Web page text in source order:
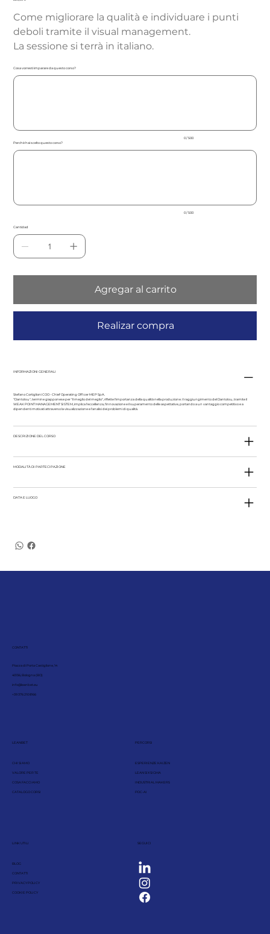
Come migliorare la qualità e individuare i punti
deboli tramite il visual management.
La sessione si terrà in italiano.
Cosa vorresti imparare da questo corso?
500
0 / 500
Perchè hai scelto questo corso?
500
0 / 500
Cantidad
Agregar al carrito
Realizar compra
INFORMAZIONI GENERALI
Stefano Cortiglioni COO - Chief Operating Officer MEP SpA.
"Dantotsu", termine giapponese per "il meglio del meglio", riflette l'importanza della qualità nella produzione. Il raggiungimento del Dantotsu, tramite il
WEAK POINT MANAGEMENT SISTEM, implica l'eccellenza, l'innovazione e il superamento delle aspettative, portando a un vantaggio competitivo e a
dipendenti motivati attraverso la visualizzazione e l'analisi dei problemi di qualità.
DESCRIZIONE DEL CORSO
MODALITÀ DI PARTECIPAZIONE
DATA E LUOGO
CONTATTI
Piazza di Porta Castiglione, 14
40136, Bologna (BO)
info@leanbet.eu
+39 376 210 8166
LEANBET
CHI SIAMO
VALORE PER TE
COSA FACCIAMO
CATALOGO CORSI
PERCORSI
ESPERIENZE KAIZEN
LEAN SIX SIGMA
INDUSTRIAL MAKERS
PDC-AI
LINK UTILI
BLOG
CONTATTI
PRIVACY POLICY
COOKIE POLICY
SEGUICI